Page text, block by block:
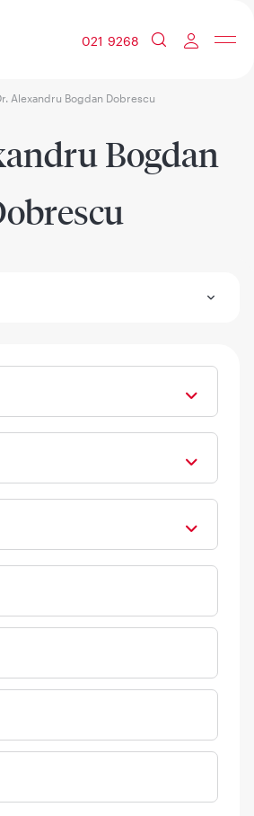
021 9268
Alexandru Bogdan Dobrescu
Bogdan